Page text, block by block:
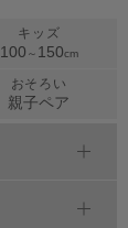
キッズ
100 ～ 150cm
おそろい
親子ペア